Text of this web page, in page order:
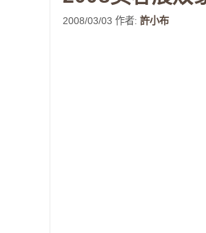
2008/03/03 作者: 許小布